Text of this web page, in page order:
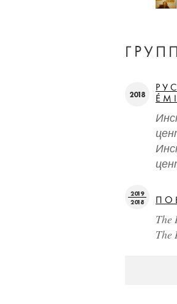
2018
2019
2018
The
The